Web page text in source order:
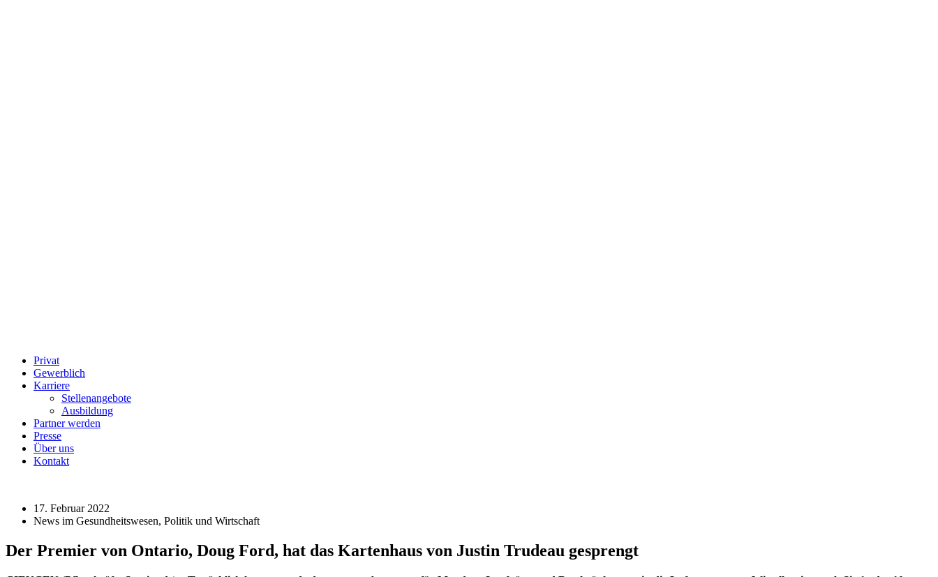
Privat
Gewerblich
Karriere
Stellenangebote
Ausbildung
Partner werden
Presse
Über uns
Kontakt
17. Februar 2022
News im Gesundheitswesen, Politik und Wirtschaft
Der Premier von Ontario, Doug Ford, hat das Kartenhaus von Justin Trudeau gesprengt